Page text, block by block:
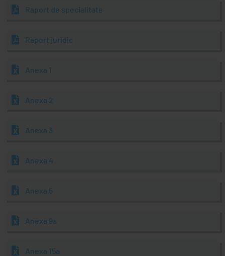
Raport de specialitate
Raport juridic
Anexa 1
Anexa 2
Anexa 3
Anexa 4
Anexa 5
Anexa 9a
Anexa 15a